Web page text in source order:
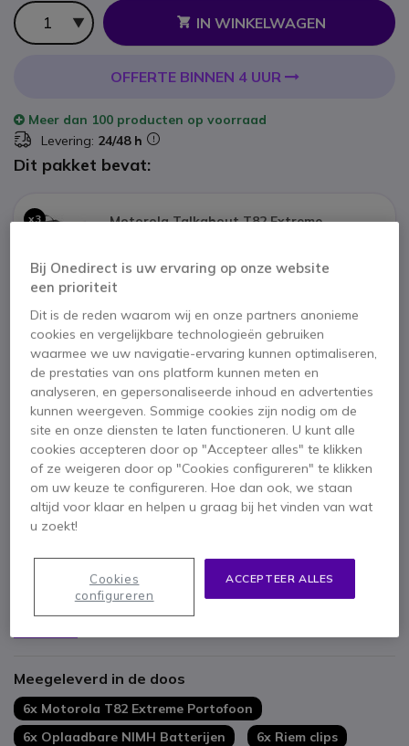
Aantal
IN WINKELWAGEN
OFFERTE BINNEN 4 UUR
Meer dan 100 producten op voorraad
Levering: 24/48 h
Dit pakket bevat:
x3 Motorola Talkabout T82 Extreme
75,41 €
Beveiligings Headset voor Motorola
Walkie Talkies
19,55 €
1 jaar Fabrieksgarantie
Belangrijkste kenmerken
16 kanalen plus 121 privacycodes
IVox functie - Handsfree
Vibratiefunctie en LED-licht
Waterbestendig IPX4
Slot lege batterij waarschuwing
Inclusief 6x Bodyguard kit
Meegeleverd in de doos
6x Motorola T82 Extreme Portofoon
6x Oplaadbare NIMH Batterijen
6x Riem clips
Bij Onedirect is uw ervaring op onze website
een prioriteit
Dit is de reden waarom wij en onze partners anonieme
cookies en vergelijkbare technologieën gebruiken
waarmee we uw navigatie-ervaring kunnen optimaliseren,
de prestaties van ons platform kunnen meten en
analyseren, en gepersonaliseerde inhoud en advertenties
kunnen weergeven. Sommige cookies zijn nodig om de
site en onze diensten te laten functioneren. U kunt alle
cookies accepteren door op "Accepteer alles" te klikken
of ze weigeren door op "Cookies configureren" te klikken
om uw keuze te configureren. Hoe dan ook, we staan
altijd voor klaar en helpen u graag bij het vinden van wat
u zoekt!
ACCEPTEER ALLES
Cookies
configureren